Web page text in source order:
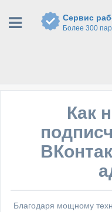
Сервис
Более 300
Как
Благодаря мощному